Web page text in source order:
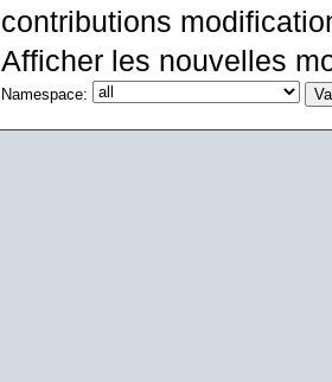
contributions
Afficher les nouvelles
Namespace: